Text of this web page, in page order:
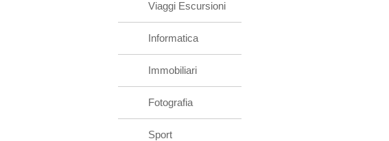
Viaggi Escursioni
Informatica
Immobiliari
Fotografia
Sport